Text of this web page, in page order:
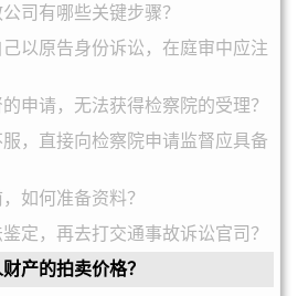
司有哪些关键步骤？
以原告身份诉讼，在庭审中应注
申请，无法获得检察院的受理？
，直接向检察院申请监督应具备
如何准备资料？
定，再去打交通事故诉讼官司？
产的拍卖价格？